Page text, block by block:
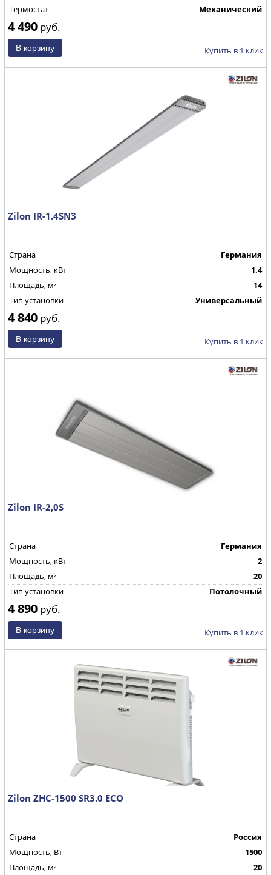
Термостат
Механический
4 490 руб.
Купить в 1 клик
Zilon IR-1.4SN3
Страна
Германия
Мощность, кВт
1.4
Площадь, м²
14
Тип установки
Универсальный
4 840 руб.
Купить в 1 клик
Zilon IR-2,0S
Страна
Германия
Мощность, кВт
2
Площадь, м²
20
Тип установки
Потолочный
4 890 руб.
Купить в 1 клик
Zilon ZHC-1500 SR3.0 ECO
Страна
Россия
Mощность, Вт
1500
Площадь, м²
20